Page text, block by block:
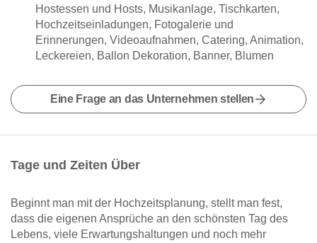
Hostessen und Hosts, Musikanlage, Tischkarten,
Hochzeitseinladungen, Fotogalerie und
Erinnerungen, Videoaufnahmen, Catering, Animation,
Leckereien, Ballon Dekoration, Banner, Blumen
Eine Frage an das Unternehmen stellen
Tage und Zeiten Über
Beginnt man mit der Hochzeitsplanung, stellt man fest,
dass die eigenen Ansprüche an den schönsten Tag des
Lebens, viele Erwartungshaltungen und noch mehr